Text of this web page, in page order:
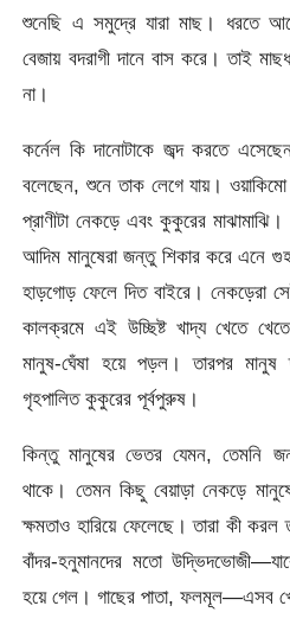
শুনেছি এ সমুদ্রে যারা মাছ। ধরতে
বেজায় বদরাগী দানে বাস করে। তাই
না।
কর্নেল কি দানোটাকে জব্দ করতে
বলেছেন, শুনে তাক লেগে যায়। ওয়াকিমো
প্রাণীটা নেকড়ে এবং কুকুরের
আদিম মানুষেরা জন্তু শিকার করে এনে
হাড়গোড় ফেলে দিত বাইরে। নেকড়েরা
কালক্রমে এই উচ্ছিষ্ট খাদ্য খেতে
মানুষ-ঘেঁষা হয়ে পড়ল। তারপর
গৃহপালিত কুকুরের পূর্বপুরুষ।
কিন্তু মানুষের ভেতর যেমন, তেমনি
থাকে। তেমন কিছু বেয়াড়া নেকড়ে
ক্ষমতাও হারিয়ে ফেলেছে। তারা কী
বাঁদর-হনুমানদের মতো
হয়ে গেল। গাছের পাতা, ফলমূল—এসব